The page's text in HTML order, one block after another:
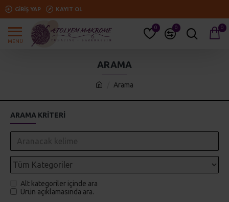
GIRIŞ YAP KAYIT OL
0 0 0
Arama
ARAMA
ARAMA KRITERI
Alt kategoriler içinde ara
Ürün açıklamasında ara.